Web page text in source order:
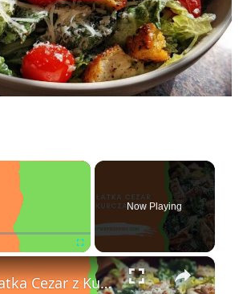
×
Fullscreen
Now Playing
×
Sałatka Cezar z Kurczakiem - LatwePrzepisy.com